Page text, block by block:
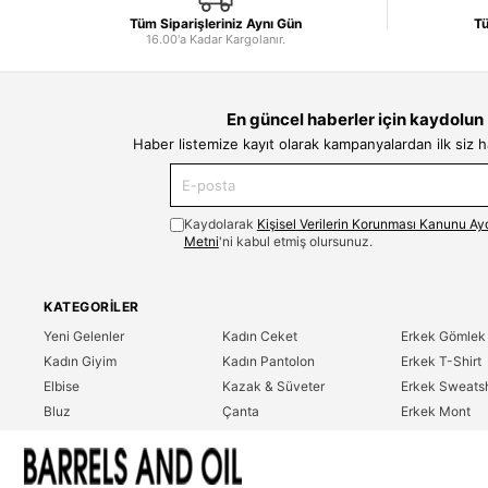
Tüm Siparişleriniz Aynı Gün
16.00'a Kadar Kargolanır.
En güncel haberler için kaydolun
Haber listemize kayıt olarak kampanyalardan ilk siz
Kaydolarak Kişisel Verilerin Korunması Kanunu
Metni'ni kabul etmiş olursunuz.
KATEGORILER
Yeni Gelenler
Kadın Giyim
Elbise
Bluz
T-Shirt
Kadın Ceket
Kadın Pantolon
Kazak & Süveter
Çanta
Erkek Gömlek
Erkek T-Shirt
Erkek
Erkek Mont